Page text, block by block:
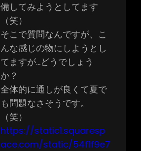
備してみようとしてます
（笑）
そこで質問なんですが、こ
んな感じの物にしようとし
てますが…どうでしょう
か？
全体的に通しが良くて夏で
も問題なさそうです。
（笑）
https://static1.squaresp
ace.com/static/54f1f9e7